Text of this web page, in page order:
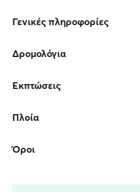
Γενικές πληροφορίες
Δρομολόγια
Εκπτώσεις
Πλοία
Όροι